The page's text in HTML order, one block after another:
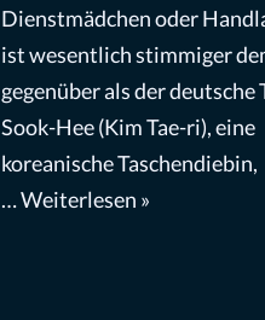
Dienstmädchen oder
ist wesentlich stimmiger
gegenüber als der deutsche
Sook-Hee (Kim Tae-ri), eine
koreanische Taschendiebin,
…Weiterlesen »